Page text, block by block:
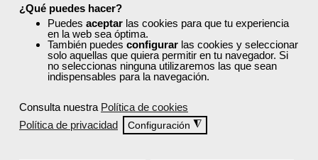
¿Qué puedes hacer?
Puedes aceptar las cookies para que tu experiencia
en la web sea óptima.
También puedes configurar las cookies y seleccionar
solo aquellas que quiera permitir en tu navegador. Si
no seleccionas ninguna utilizaremos las que sean
indispensables para la navegación.
Consulta nuestra Política de cookies
Política de privacidad
Configuración ◮
Solicita tu plaza y envía tu documentación o confirma
tus datos. Esto depende de las entidades que financian
los cursos.
Accede a tu curso, complétalo y consigue tu
acreditación.
leer el siguiente FAQ:¿Cómo consigo plaza en un curso
gratuito?